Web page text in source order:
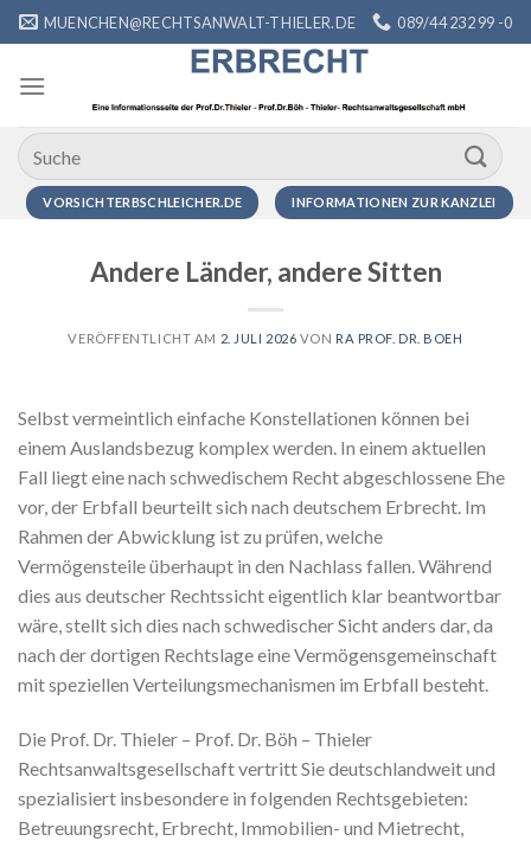
Zum
Inhalt
springen
MUENCHEN@RECHTSANWALT-THIELER.DE 089/44 232 99 -0
VORSICHTERBSCHLEICHER.DE INFORMATIONEN ZUR KANZLEI
Andere Länder, andere Sitten
VERÖFFENTLICHT AM 2. JULI 2026 VON RA PROF. DR. BOEH
Selbst vermeintlich einfache Konstellationen können bei
einem Auslandsbezug komplex werden. In einem aktuellen
Fall liegt eine nach schwedischem Recht abgeschlossene Ehe
vor, der Erbfall beurteilt sich nach deutschem Erbrecht. Im
Rahmen der Abwicklung ist zu prüfen, welche
Vermögensteile überhaupt in den Nachlass fallen. Während
dies aus deutscher Rechtssicht eigentlich klar beantwortbar
wäre, stellt sich dies nach schwedischer Sicht anders dar, da
nach der dortigen Rechtslage eine Vermögensgemeinschaft
mit speziellen Verteilungsmechanismen im Erbfall besteht.
Die Prof. Dr. Thieler – Prof. Dr. Böh – Thieler
Rechtsanwaltsgesellschaft vertritt Sie deutschlandweit und
spezialisiert insbesondere in folgenden Rechtsgebieten:
Betreuungsrecht, Erbrecht, Immobilien- und Mietrecht,